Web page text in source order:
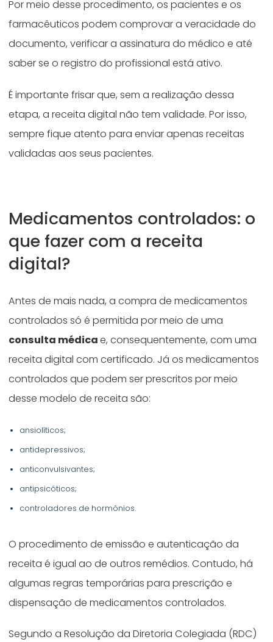
Por meio desse procedimento, os pacientes e os
farmacêuticos podem comprovar a veracidade do
documento, verificar a assinatura do médico e até
saber se o registro do profissional está ativo.
É importante frisar que, sem a realização dessa
etapa, a receita digital não tem validade. Por isso,
sempre fique atento para enviar apenas receitas
validadas aos seus pacientes.
Medicamentos controlados: o
que fazer com a receita
digital?
Antes de mais nada, a compra de medicamentos
controlados só é permitida por meio de uma
consulta médicae, consequentemente, com uma
receita digital com certificado. Já os medicamentos
controlados que podem ser prescritos por meio
desse modelo de receita são:
ansiolíticos;
antidepressivos;
anticonvulsivantes;
antipsicóticos;
controladores de hormônios.
O procedimento de emissão e autenticação da
receita é igual ao de outros remédios. Contudo, há
algumas regras temporárias para prescrição e
dispensação de medicamentos controlados.
Segundo a Resolução da Diretoria Colegiada (RDC)